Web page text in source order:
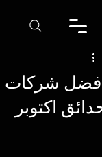
أفضل شركات
حدائق اكتوبر